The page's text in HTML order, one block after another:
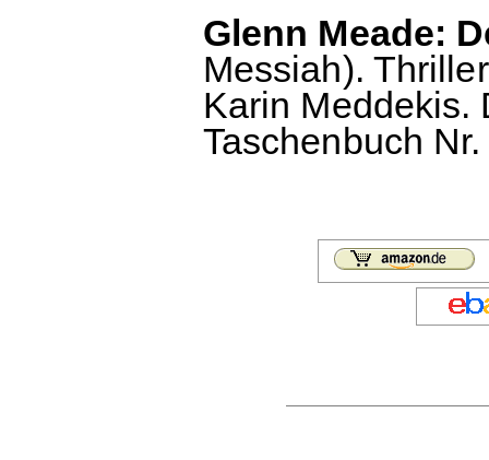
Glenn Meade:
Messiah).
Karin Meddekis.
Taschenbuch